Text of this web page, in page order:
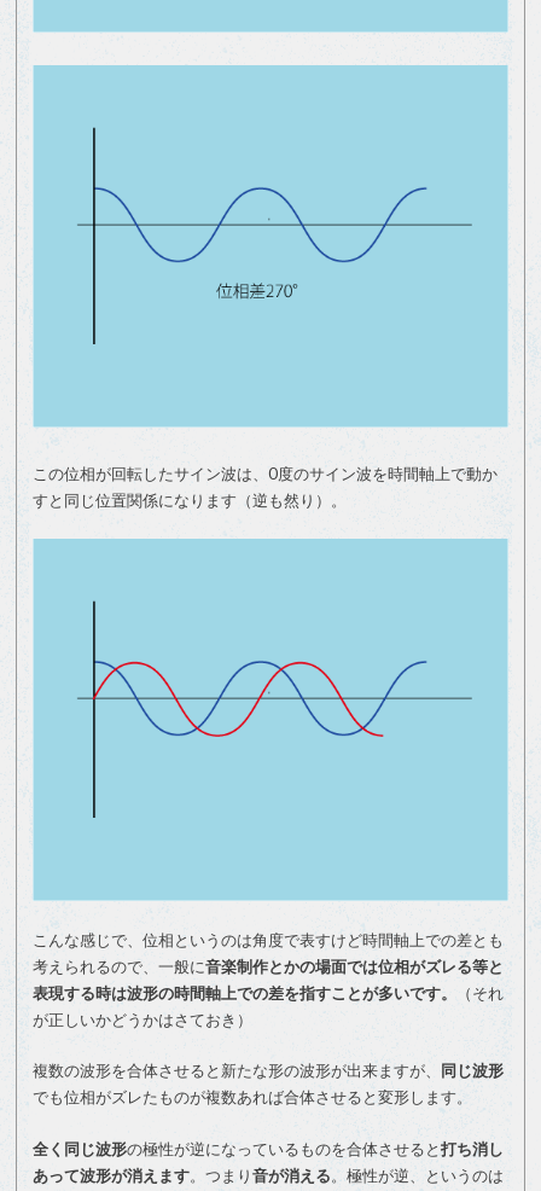
この位相が回転したサイン波は、0度のサイン波を時間軸上で動か
すと同じ位置関係になります（逆も然り）。
こんな感じで、位相というのは角度で表すけど時間軸上での差とも
考えられるので、一般に音楽制作とかの場面では位相がズレる等と
表現する時は波形の時間軸上での差を指すことが多いです。
（それ
が正しいかどうかはさておき）
複数の波形を合体させると新たな形の波形が出来ますが、 同じ波形
でも位相がズレたものが複数あれば合体させると変形します。
全く同じ波形の極性が逆になっているものを合体させると打ち消し
あって波形が消えます。つまり音が消える。極性が逆、というのは